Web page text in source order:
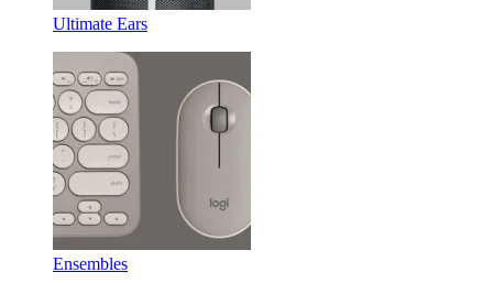
Ultimate Ears
Ensembles